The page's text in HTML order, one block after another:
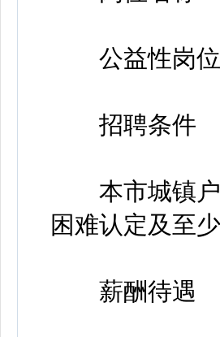
公益性岗位
招聘条件
本市城镇户
困难认定及至
薪酬待遇